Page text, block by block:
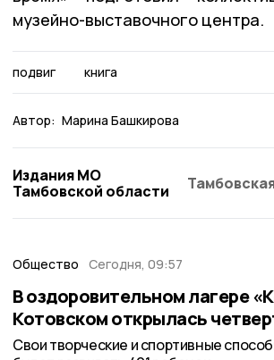
музейно-выставочного центра.
подвиг книга
Автор: Марина Башкирова
Издания МО
Тамбовской области
Общество Сегодня, 09:57
В оздоровительном лагере
Котовском открылась
Свои творческие и спортивные